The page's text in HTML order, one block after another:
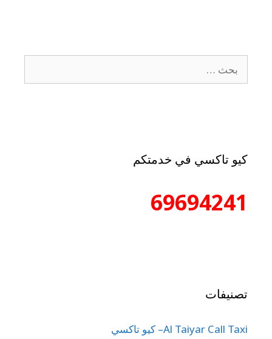
كيو تاكسي في خدمتكم
69694241
تصنيفات
Al Taiyar Call Taxi– كيو تاكسي